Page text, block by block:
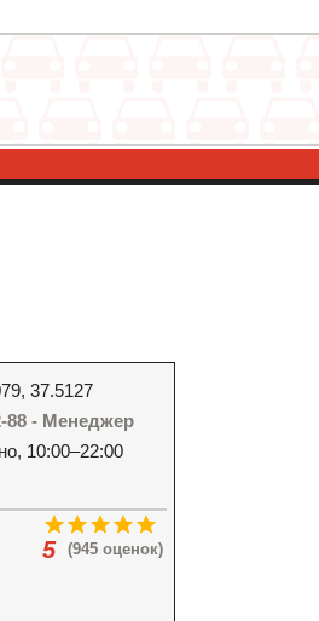
37.5127
88 - Менеджер
10:00–22:00
(945 оценок)
5